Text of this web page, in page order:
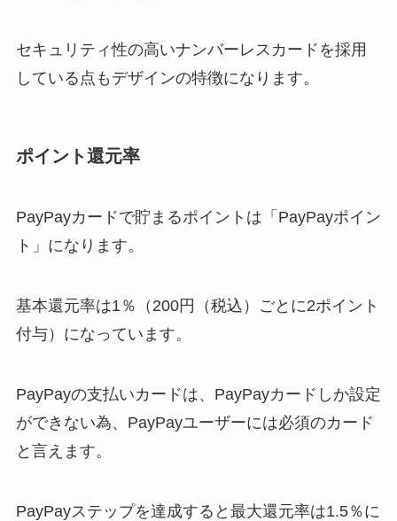
セキュリティ性の高いナンバーレスカードを採用
している点もデザインの特徴になります。
ポイント還元率
PayPayカードで貯まるポイントは「PayPayポイン
ト」になります。
基本還元率は1％（200円（税込）ごとに2ポイント
付与）になっています。
PayPayの支払いカードは、PayPayカードしか設定
ができない為、PayPayユーザーには必須のカード
と言えます。
PayPayステップを達成すると最大還元率は1.5％に